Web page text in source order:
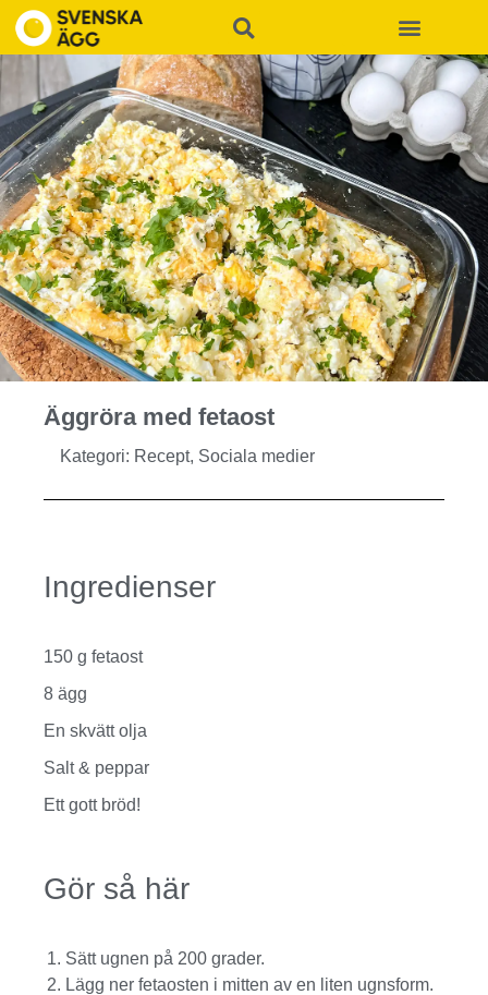
Äggröra med fetaost
Kategori: Recept, Sociala medier
Ingredienser
150 g fetaost
8 ägg
En skvätt olja
Salt & peppar
Ett gott bröd!
Gör så här
Sätt ugnen på 200 grader.
Lägg ner fetaosten i mitten av en liten ugnsform.